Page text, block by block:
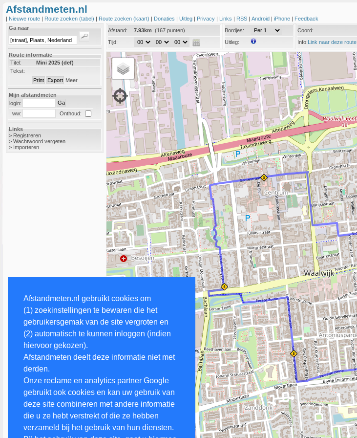
Afstandmeten.nl gebruikt cookies om
(1) zoekinstellingen te bewaren die het
gebruikersgemak van de site vergroten en
(2) automatisch te kunnen inloggen (indien
hiervoor gekozen).
Afstandmeten deelt deze informatie niet met
derden.
Onze reclame en analytics partner Google
gebruikt ook cookies en kan uw gebruik van
deze site combineren met andere informatie
die u ze hebt verstrekt of die ze hebben
verzameld bij het gebruik van hun diensten.
Afstandmeten.nl
| Nieuwe route | Route zoeken (tabel) | Route zoeken (kaart) | Donaties | Uitleg | Privacy | Links | RSS | Android | iPhone | Feedback
Ga naar
Route informatie
Titel:
Mini 2025 (def)
Tekst:
Meer
Mijn afstandmeten
login:
ww:
Onthoud:
Links
> Registreren
> Wachtwoord vergeten
> Importeren
Afstand: 7.93km
(167 punten)
Tijd:
Bordjes:
Uitleg:
Coord:
Info:Link naar deze route